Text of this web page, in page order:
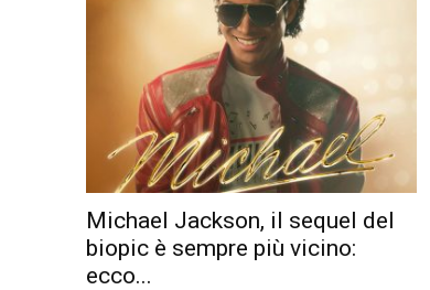
Michael Jackson, il sequel del
biopic è sempre più vicino:
ecco...